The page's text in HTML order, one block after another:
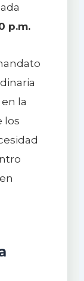
p.m.
la
los